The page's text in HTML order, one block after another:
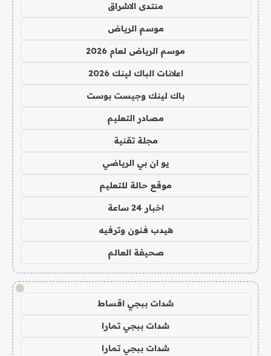
منتدى الاشراق
موسم الرياض
موسم الرياض لعام 2026
اعلانات الباك لينك 2026
باك لينك وجيست بوست
مصادر التعليم
مجلة تقنية
يو ان بي الرياضي
موقع حالة للتعليم
اخبار 24 ساعة
هيدب فنون وترفيه
صحيفة العالم
!
شدات ببجي اقساط
شدات ببجي تمارا
شدات ببجي تمارا